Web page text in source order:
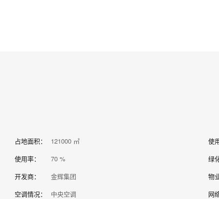
占地面积： 121000 ㎡
使
使用率：
70 %
绿
开发商：
金辉集团
物
空调情况：
中央空调
网